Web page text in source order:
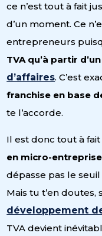
ce n’est tout à fait
d’un moment. Ce
entrepreneurs
TVA qu’à partir
d’affaires. C’est
franchise en base
te l’accorde.
Il est donc tout à fait
en micro-entreprise
dépasse pas le
Mais tu t’en doutes,
développement
TVA devient